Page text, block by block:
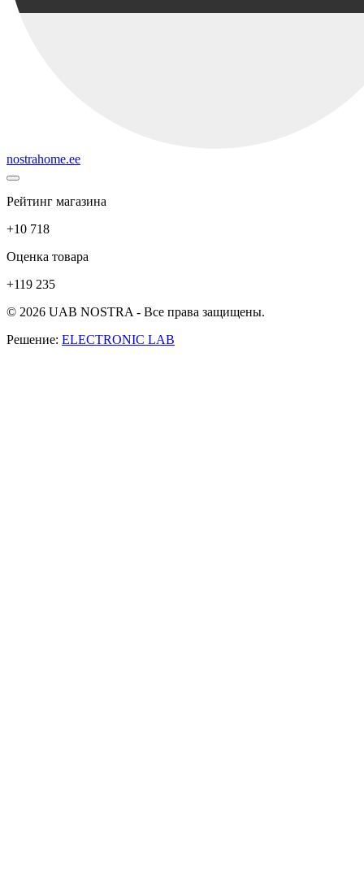
nostrahome.ee
Рейтинг магазина
+10 718
Оценка товара
+119 235
© 2026 UAB NOSTRA - Все права защищены.
Решение: ELECTRONIC LAB